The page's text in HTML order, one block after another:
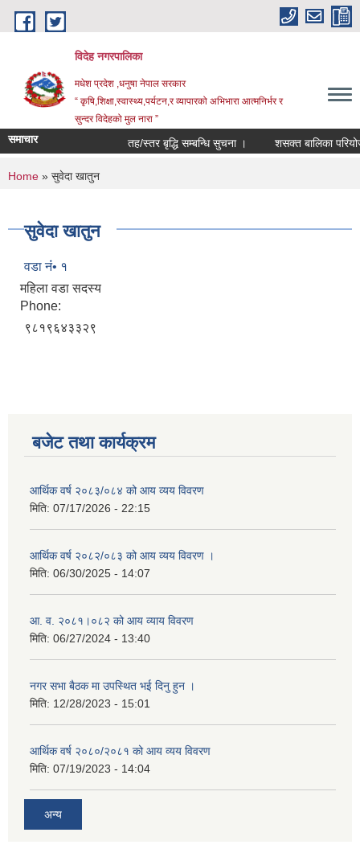
Skip to main content
विदेह नगरपालिका
मधेश प्रदेश ,धनुषा नेपाल सरकार
“ कृषि,शिक्षा,स्वास्थ्य,पर्यटन,र व्यापारको अभिभारा आत्मनिर्भर र
सुन्दर विदेहको मुल नारा ”
समाचार तह/स्तर बृद्धि सम्बन्धि सुचना । शसक्त बालिका
You are here
Home » सुवेदा खातुन
सुवेदा खातुन
वडा नंं• १
महिला वडा सदस्य
Phone:
९८१९६४३३२९
बजेट तथा कार्यक्रम
आर्थिक वर्ष २०८३/०८४ को आय व्यय विवरण
मिति: 07/17/2026 - 22:15
आर्थिक वर्ष २०८२/०८३ को आय व्यय विवरण ।
मिति: 06/30/2025 - 14:07
आ. व. २०८१।०८२ को आय व्याय विवरण
मिति: 06/27/2024 - 13:40
नगर सभा बैठक मा उपस्थित भई दिनु हुन ।
मिति: 12/28/2023 - 15:01
आर्थिक वर्ष २०८०/२०८१ को आय व्यय विवरण
मिति: 07/19/2023 - 14:04
अन्य